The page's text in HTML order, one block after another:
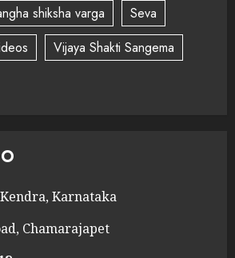
shiksha varga
Seva
Vijaya Shakti Sangema
Karnataka
Chamarajapet